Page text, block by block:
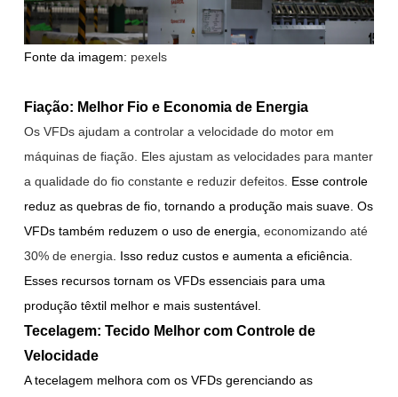
Fonte da imagem: pexels
Fiação: Melhor Fio e Economia de Energia
Os VFDs ajudam a controlar a velocidade do motor em
máquinas de fiação. Eles ajustam as velocidades para manter
a qualidade do fio constante e reduzir defeitos. Esse controle
reduz as quebras de fio, tornando a produção mais suave. Os
VFDs também reduzem o uso de energia,economizando até
30% de energia . Isso reduz custos e aumenta a eficiência.
Esses recursos tornam os VFDs essenciais para uma
produção têxtil melhor e mais sustentável.
Tecelagem: Tecido Melhor com Controle de
Velocidade
A tecelagem melhora com os VFDs gerenciando as